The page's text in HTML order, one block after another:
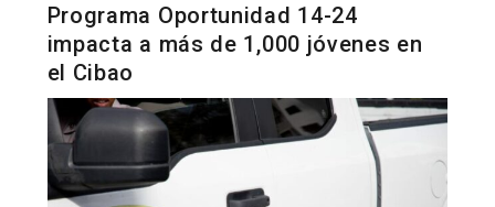
Programa Oportunidad 14-24
impacta a más de 1,000 jóvenes en
el Cibao